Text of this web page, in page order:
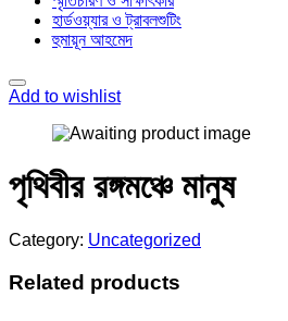
হার্ডওয়্যার ও ট্রাবলশুটিং
হুমায়ূন আহমেদ
Add to wishlist
পৃথিবীর রঙ্গমঞ্চে মানুষ
Category: Uncategorized
Related products